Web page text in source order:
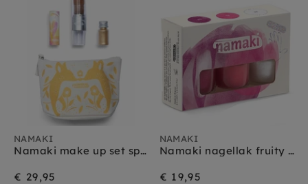
NAMAKI
Namaki make up set sparking vos goud
€ 29,95
NAMAKI
Namaki nagellak fruity sorbet 3 stks
€ 19,95